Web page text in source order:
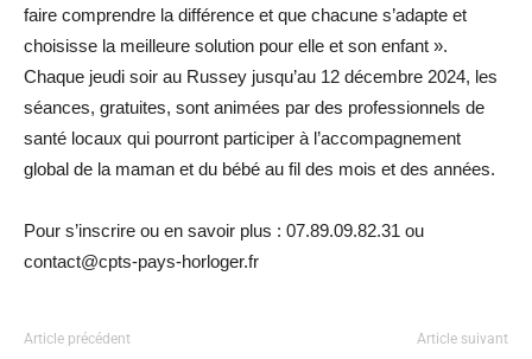
faire comprendre la différence et que chacune s’adapte et
choisisse la meilleure solution pour elle et son enfant ».
Chaque jeudi soir au Russey jusqu’au 12 décembre 2024, les
séances, gratuites, sont animées par des professionnels de
santé locaux qui pourront participer à l’accompagnement
global de la maman et du bébé au fil des mois et des années.
Pour s’inscrire ou en savoir plus : 07.89.09.82.31 ou
contact@cpts-pays-horloger.fr
Article précédent Article suivant